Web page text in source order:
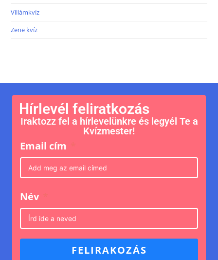
Villámkvíz
Zene kvíz
Hírlevél feliratkozás
Iraktozz fel a hírlevelünkre és legyél Te a
Kvízmester!
Email cím
Név
FELIRAKOZÁS